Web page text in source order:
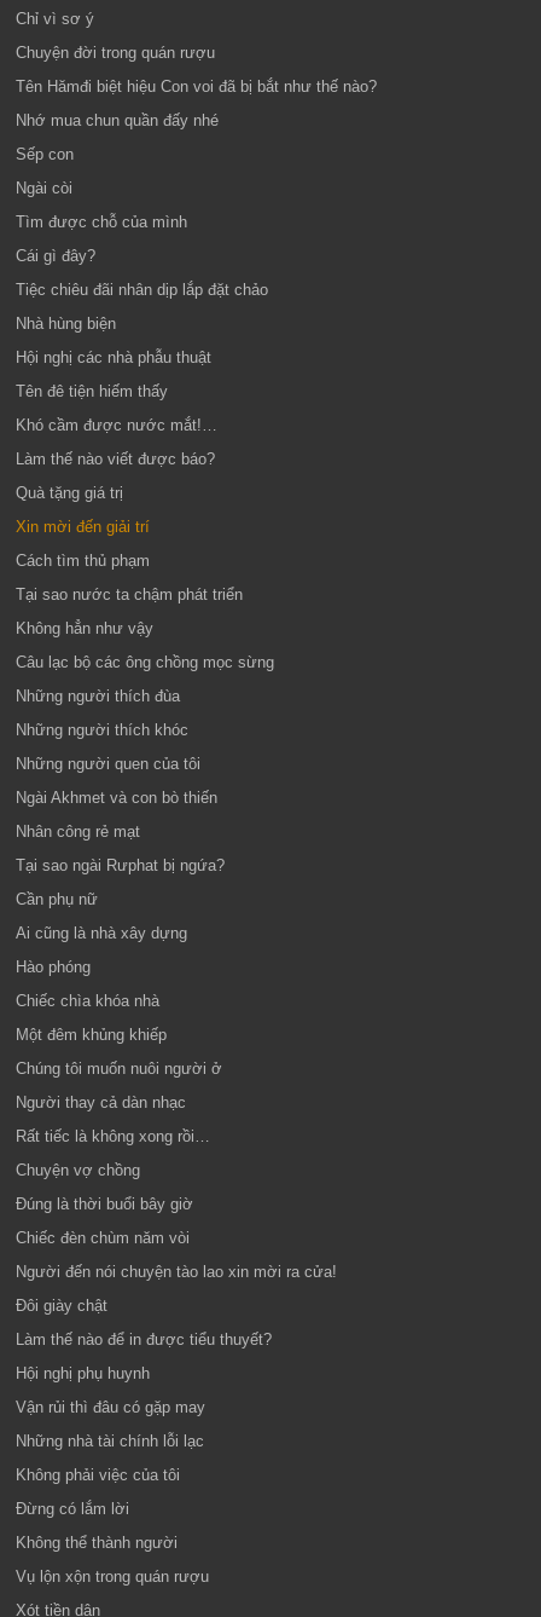
Chỉ vì sơ ý
Chuyện đời trong quán rượu
Tên Hămđi biệt hiệu Con voi đã bị bắt như thế nào?
Nhớ mua chun quần đấy nhé
Sếp con
Ngài còi
Tìm được chỗ của mình
Cái gì đây?
Tiệc chiêu đãi nhân dịp lắp đặt chảo
Nhà hùng biện
Hội nghị các nhà phẫu thuật
Tên đê tiện hiếm thấy
Khó cầm được nước mắt!…
Làm thế nào viết được báo?
Quà tặng giá trị
Xin mời đến giải trí
Cách tìm thủ phạm
Tại sao nước ta chậm phát triển
Không hẳn như vậy
Câu lạc bộ các ông chồng mọc sừng
Những người thích đùa
Những người thích khóc
Những người quen của tôi
Ngài Akhmet và con bò thiến
Nhân công rẻ mạt
Tại sao ngài Rưphat bị ngứa?
Cần phụ nữ
Ai cũng là nhà xây dựng
Hào phóng
Chiếc chìa khóa nhà
Một đêm khủng khiếp
Chúng tôi muốn nuôi người ở
Người thay cả dàn nhạc
Rất tiếc là không xong rồi…
Chuyện vợ chồng
Đúng là thời buổi bây giờ
Chiếc đèn chùm năm vòi
Người đến nói chuyện tào lao xin mời ra cửa!
Đôi giày chật
Làm thế nào để in được tiểu thuyết?
Hội nghị phụ huynh
Vận rủi thì đâu có gặp may
Những nhà tài chính lỗi lạc
Không phải việc của tôi
Đừng có lắm lời
Không thể thành người
Vụ lộn xộn trong quán rượu
Xót tiền dân